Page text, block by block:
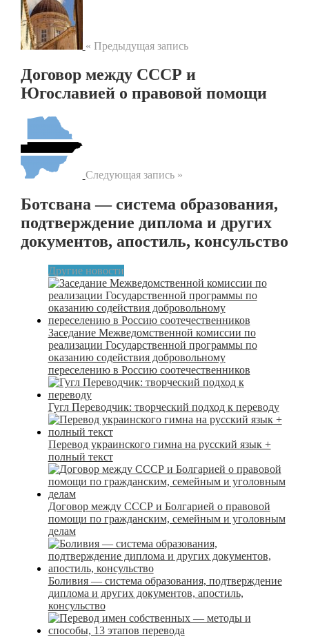
« Предыдущая запись
Договор между СССР и
Югославией о правовой помощи
Следующая запись »
Ботсвана — система образования,
подтверждение диплома и других
документов, апостиль, консульство
Другие новости
Заседание Межведомственной комиссии по
реализации Государственной программы по
оказанию содействия добровольному
переселению в Россию соотечественников
Гугл Переводчик: творческий подход к переводу
Перевод украинского гимна на русский язык +
полный текст
Договор между СССР и Болгарией о правовой
помощи по гражданским, семейным и уголовным
делам
Боливия — система образования, подтверждение
диплома и других документов, апостиль,
консульство